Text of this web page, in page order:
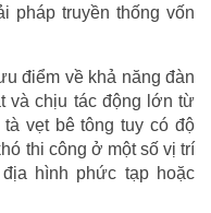
pháp truyền thống vốn
điểm về khả năng đàn
và chịu tác động lớn từ
vẹt bê tông tuy có độ
thi công ở một số vị trí
hình phức tạp hoặc